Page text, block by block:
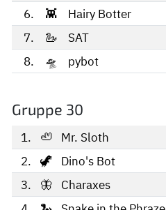
6. 👾 Hairy Botter
7.
🦢 SAT
8.
🛸 pybot
Gruppe 30
1. 🦥 Mr. Sloth
2.
🦖 Dino's Bot
3.
🦋 Charaxes